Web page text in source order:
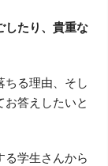
したり、貴重な
ちる理由、そし
答えしたいと
る学生さんから